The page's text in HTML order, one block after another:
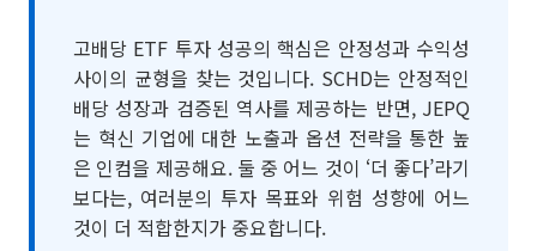
고배당 ETF 투자 성공의 핵심은 안정성과 수익성
사이의 균형을 찾는 것입니다. SCHD는 안정적인
배당 성장과 검증된 역사를 제공하는 반면, JEPQ
는 혁신 기업에 대한 노출과 옵션 전략을 통한 높
은 인컴을 제공해요. 둘 중 어느 것이 ‘더 좋다’라기
보다는, 여러분의 투자 목표와 위험 성향에 어느
것이 더 적합한지가 중요합니다.